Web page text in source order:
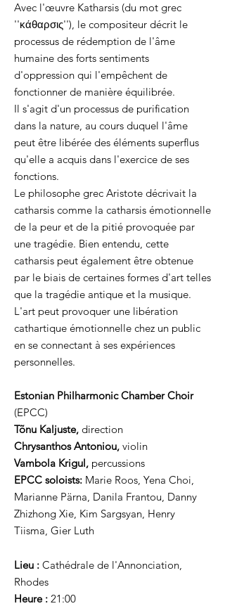
Avec l'œuvre Katharsis (du mot grec
''κάθαρσις''), le compositeur décrit le
processus de rédemption de l'âme
humaine des forts sentiments
d'oppression qui l'empêchent de
fonctionner de manière équilibrée.
Il s'agit d'un processus de purification
dans la nature, au cours duquel l'âme
peut être libérée des éléments superflus
qu'elle a acquis dans l'exercice de ses
fonctions.
Le philosophe grec Aristote décrivait la
catharsis comme la catharsis émotionnelle
de la peur et de la pitié provoquée par
une tragédie. Bien entendu, cette
catharsis peut également être obtenue
par le biais de certaines formes d'art telles
que la tragédie antique et la musique.
L'art peut provoquer une libération
cathartique émotionnelle chez un public
en se connectant à ses expériences
personnelles.
Estonian Philharmonic Chamber Choir
(EPCC)
Tõnu Kaljuste, direction
Chrysanthos Antoniou, violin
Vambola Krigul, percussions
EPCC soloists: Marie Roos, Yena Choi,
Marianne Pärna, Danila Frantou, Danny
Zhizhong Xie, Kim Sargsyan, Henry
Tiisma, Gier Luth
Lieu : Cathédrale de l'Annonciation,
Rhodes
Heure : 21:00